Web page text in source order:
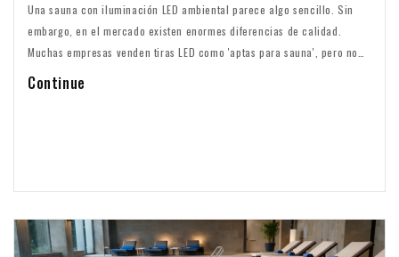
Una sauna con iluminación LED ambiental parece algo sencillo. Sin
embargo, en el mercado existen enormes diferencias de calidad.
Muchas empresas venden tiras LED como 'aptas para sauna', pero no
todas lo son realmente. Elegir la tira equivocada puede provocar fallos
Continue